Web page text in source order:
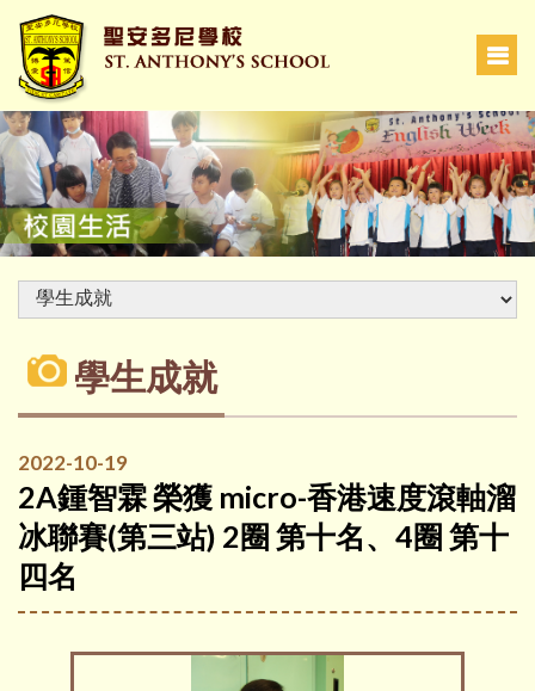
學生成就
2022-10-19
2A鍾智霖 榮獲 micro-香港速度滾軸溜
冰聯賽(第三站) 2圈 第十名、4圈 第十
四名